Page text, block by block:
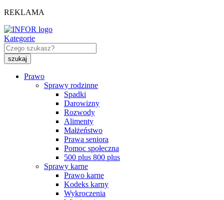
REKLAMA
Kategorie
Prawo
Sprawy rodzinne
Spadki
Darowizny
Rozwody
Alimenty
Małżeństwo
Prawa seniora
Pomoc społeczna
500 plus 800 plus
Sprawy karne
Prawo karne
Kodeks karny
Wykroczenia